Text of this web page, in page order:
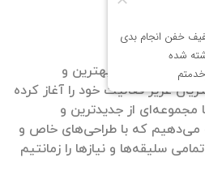
با هدف ارائه بهترین و
عزیز فعالیت خود را آغاز کرده
مجموعه‌ای از جدیدترین و
می‌دهیم که با طراحی‌های خاص و
سلیقه‌ها و نیازها را زمانتیم